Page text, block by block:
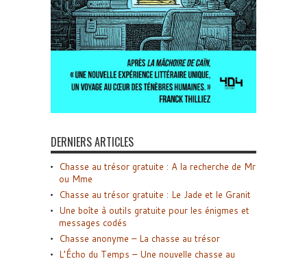
DERNIERS ARTICLES
Chasse au trésor gratuite : A la recherche de Mr
ou Mme
Chasse au trésor gratuite : Le Jade et le Granit
Une boîte à outils gratuite pour les énigmes et
messages codés
Chasse anonyme – La chasse au trésor
L’Écho du Temps – Une nouvelle chasse au